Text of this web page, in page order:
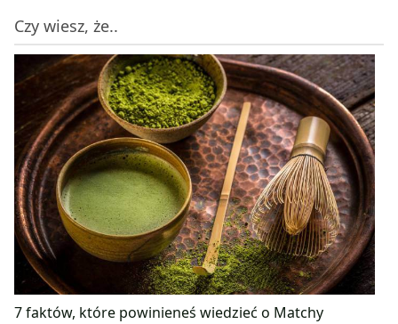
Czy wiesz, że..
7 faktów, które powinieneś wiedzieć o Matchy